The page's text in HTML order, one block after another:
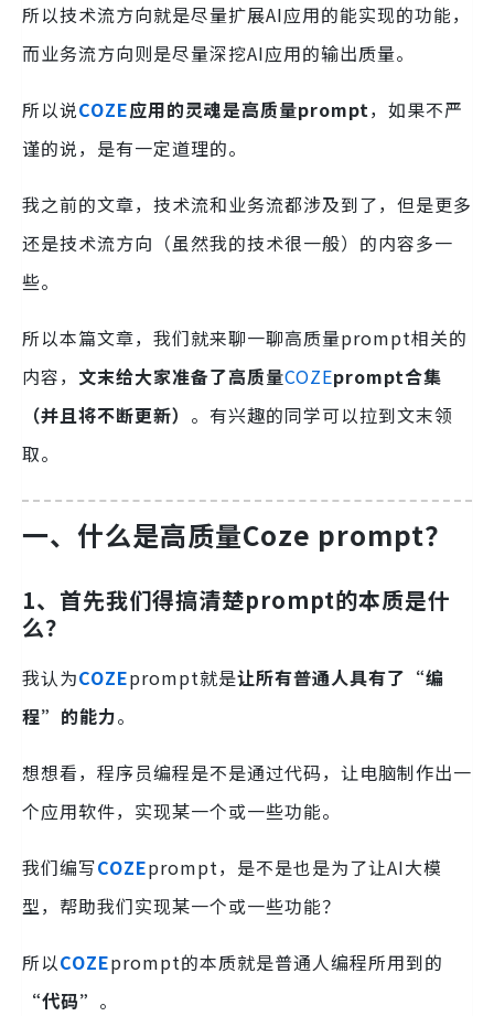
所以技术流方向就是尽量扩展AI应用的能实现的功能，
而业务流方向则是尽量深挖AI应用的输出质量。
所以说COZE应用的灵魂是高质量prompt，如果不严
谨的说，是有一定道理的。
我之前的文章，技术流和业务流都涉及到了，但是更多
还是技术流方向（虽然我的技术很一般）的内容多一
些。
所以本篇文章，我们就来聊一聊高质量prompt相关的
内容， 文末给大家准备了高质量COZEprompt合集
（并且将不断更新） 。有兴趣的同学可以拉到文末领
取。
一、什么是高质量Coze prompt？
1、首先我们得搞清楚prompt的本质是什
么？
我认为COZEprompt就是让所有普通人具有了“编
程”的能力。
想想看，程序员编程是不是通过代码，让电脑制作出一
个应用软件，实现某一个或一些功能。
我们编写COZEprompt，是不是也是为了让AI大模
型，帮助我们实现某一个或一些功能？
所以COZEprompt的本质就是普通人编程所用到的
“代码” 。